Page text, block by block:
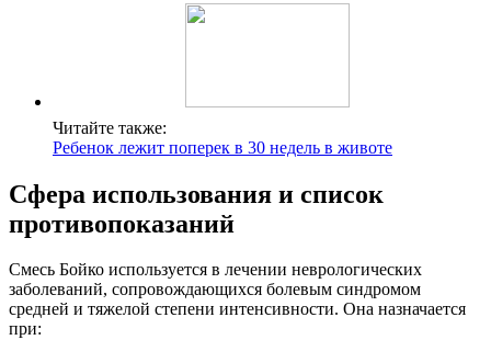
Читайте также:
Ребенок лежит поперек в 30 недель в животе
Сфера использования и список
противопоказаний
Смесь Бойко используется в лечении неврологических
заболеваний, сопровождающихся болевым синдромом
средней и тяжелой степени интенсивности. Она назначается
при: